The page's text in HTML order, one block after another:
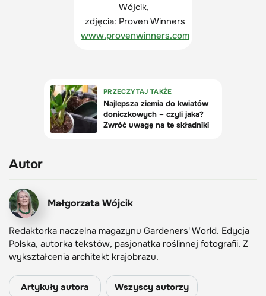
Wójcik,
zdjęcia: Proven Winners
www.provenwinners.com
Autor
Małgorzata Wójcik
Redaktorka naczelna magazynu Gardeners' World. Edycja
Polska, autorka tekstów, pasjonatka roślinnej fotografii. Z
wykształcenia architekt krajobrazu.
Artykuły autora Wszyscy autorzy